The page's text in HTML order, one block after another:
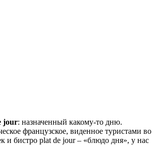
jour: назначенный какому-то дню.
французское, виденное туристами во
и бистро plat de jour – «блюдо дня», у нас